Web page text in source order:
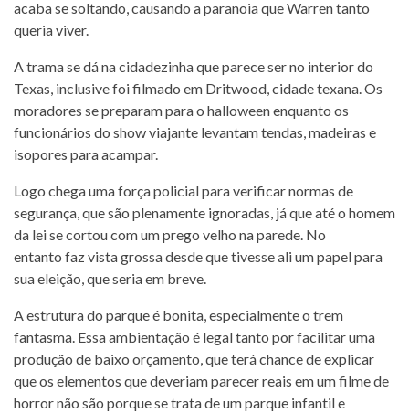
acaba se soltando, causando a paranoia que Warren tanto
queria viver.
A trama se dá na cidadezinha que parece ser no interior do
Texas, inclusive foi filmado em Dritwood, cidade texana. Os
moradores se preparam para o halloween enquanto os
funcionários do show viajante levantam tendas, madeiras e
isopores para acampar.
Logo chega uma força policial para verificar normas de
segurança, que são plenamente ignoradas, já que até o homem
da lei se cortou com um prego velho na parede. No
entanto faz vista grossa desde que tivesse ali um papel para
sua eleição, que seria em breve.
A estrutura do parque é bonita, especialmente o trem
fantasma. Essa ambientação é legal tanto por facilitar uma
produção de baixo orçamento, que terá chance de explicar
que os elementos que deveriam parecer reais em um filme de
horror não são porque se trata de um parque infantil e